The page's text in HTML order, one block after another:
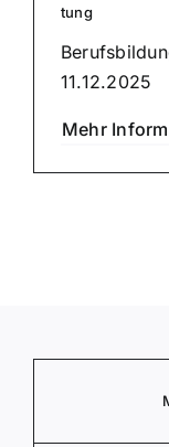
tung
11.12.2025
Mehr